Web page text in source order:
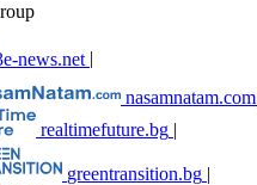
news.net
nasamnatam.com
realtimefuture.bg |
greentransition.bg |